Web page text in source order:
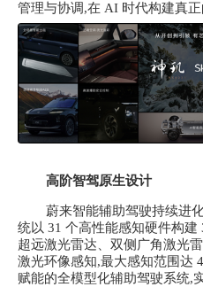
管理与协调,在 AI 时代构建真正
高阶智驾原生设计
蔚来智能辅助驾驶持续进
统以 31 个高性能感知硬件构
超远激光雷达、双侧广角激光
激光环像感知,最大感知范围达
赋能的全模型化辅助驾驶系统,